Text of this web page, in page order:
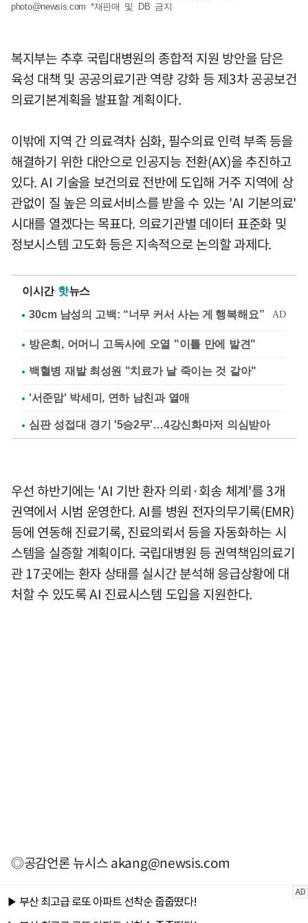
photo@newsis.com *재판매 및 DB 금지
복지부는 추후 국립대병원의 종합적 지원 방안을 담은
육성 대책 및 공공의료기관 역량 강화 등 제3차 공공보건
의료기본계획을 발표할 계획이다.
이밖에 지역 간 의료격차 심화, 필수의료 인력 부족 등을
해결하기 위한 대안으로 인공지능 전환(AX)을 추진하고
있다. AI 기술을 보건의료 전반에 도입해 거주 지역에 상
관없이 질 높은 의료서비스를 받을 수 있는 'AI 기본의료'
시대를 열겠다는 목표다. 의료기관별 데이터 표준화 및
정보시스템 고도화 등은 지속적으로 논의할 과제다.
이시간 핫뉴스
방은희, 어머니 고독사에 오열 "이틀 만에 발견"
백혈병 재발 최성원 "치료가 날 죽이는 것 같아"
'서준맘' 박세미, 연하 남친과 열애
심판 성접대 경기 '5승2무'…4강신화마저 의심받아
우선 하반기에는 'AI 기반 환자 의뢰·회송 체계'를 3개
권역에서 시범 운영한다. AI를 병원 전자의무기록(EMR)
등에 연동해 진료기록, 진료의뢰서 등을 자동화하는 시
스템을 실증할 계획이다. 국립대병원 등 권역책임의료기
관 17곳에는 환자 상태를 실시간 분석해 응급상황에 대
처할 수 있도록 AI 진료시스템 도입을 지원한다.
◎공감언론 뉴시스akang@newsis.com